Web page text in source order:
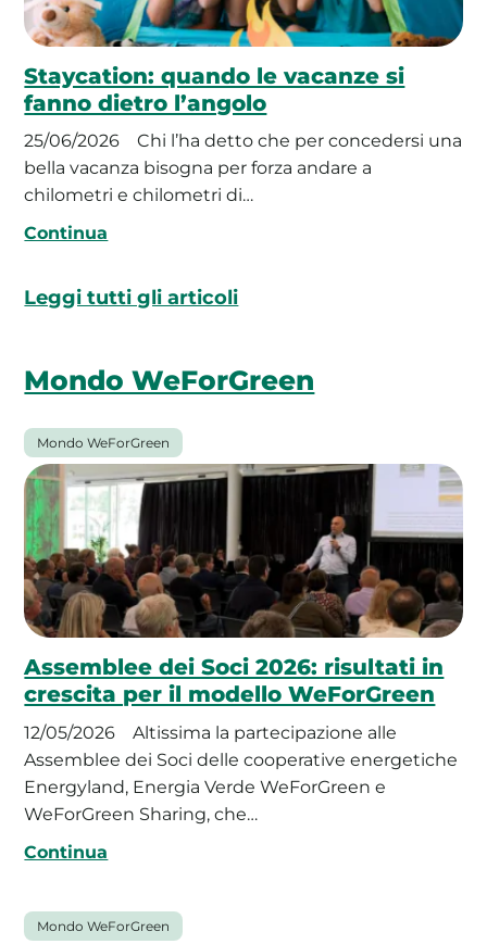
Staycation: quando le vacanze si
fanno dietro l’angolo
25/06/2026
Chi l’ha detto che per concedersi una
bella vacanza bisogna per forza andare a
chilometri e chilometri di…
Continua
Leggi tutti gli articoli
Mondo WeForGreen
Mondo WeForGreen
Assemblee dei Soci 2026: risultati in
crescita per il modello WeForGreen
12/05/2026
Altissima la partecipazione alle
Assemblee dei Soci delle cooperative energetiche
Energyland, Energia Verde WeForGreen e
WeForGreen Sharing, che…
Continua
Mondo WeForGreen